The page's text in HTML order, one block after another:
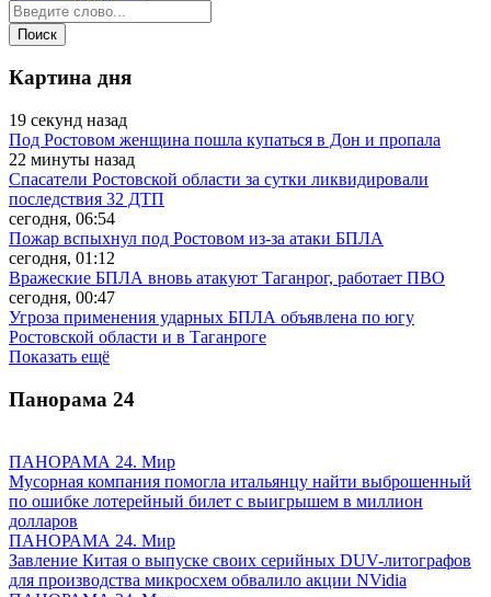
Картина дня
19 секунд назад
Под Ростовом женщина пошла купаться в Дон и пропала
22 минуты назад
Спасатели Ростовской области за сутки ликвидировали
последствия 32 ДТП
сегодня, 06:54
Пожар вспыхнул под Ростовом из-за атаки БПЛА
сегодня, 01:12
Вражеские БПЛА вновь атакуют Таганрог, работает ПВО
сегодня, 00:47
Угроза применения ударных БПЛА объявлена по югу
Ростовской области и в Таганроге
Показать ещё
Панорама 24
ПАНОРАМА 24. Мир
Мусорная компания помогла итальянцу найти выброшенный
по ошибке лотерейный билет с выигрышем в миллион
долларов
ПАНОРАМА 24. Мир
Завление Китая о выпуске своих серийных DUV-литографов
для производства микросхем обвалило акции NVidia